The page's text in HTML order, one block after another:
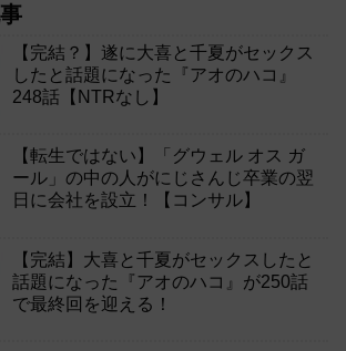
【完結？】遂に大喜と千夏がセックス
したと話題になった『アオのハコ』
248話【NTRなし】
【転生ではない】「グウェル オス ガ
ール」の中の人がにじさんじ卒業の翌
日に会社を設立！【コンサル】
【完結】大喜と千夏がセックスしたと
話題になった『アオのハコ』が250話
で最終回を迎える！